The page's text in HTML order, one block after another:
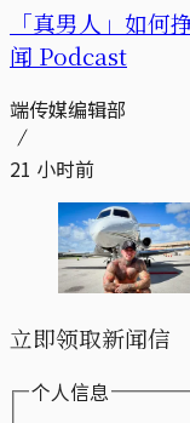
「真男人」如何
闻 Podcast
端传媒编辑部
21 小时前
立即领取新闻信
个人信息